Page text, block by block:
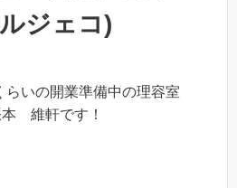
ジェコ)
らいの開業準備中の理容室
本 維軒です！